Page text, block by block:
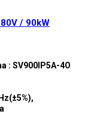
/ 90kW
: SV900IP5A-4O